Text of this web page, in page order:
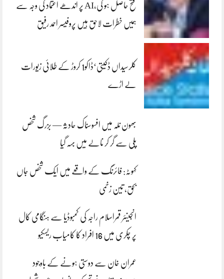
فتح حاصل ہو گی،AI پر اندھے اعتماد کی وجہ سے
ہمیں خطرات لاحق ہیں پروفیسر احمد رفیق
کلرسیداں ڈکیتی‘ڈاکو1 کروڑ کے طلائی زیورات
لے اڑے
بھون نلہ میں افسوسناک حادثہ — بزرگ شخص
پلی سے گر کر نالے میں بہہ گیا
کہوٹہ: فائرنگ کے واقعے میں ایک شخص جاں
بحق، تین زخمی
انجینئر قمراسلام راجہ کی کمبوڈیا سے ہنگامی کال
پر چکری میں 16 افراد کا کامیاب ریسکیو
عمران خان سے دوستی ہونے کے باوجود